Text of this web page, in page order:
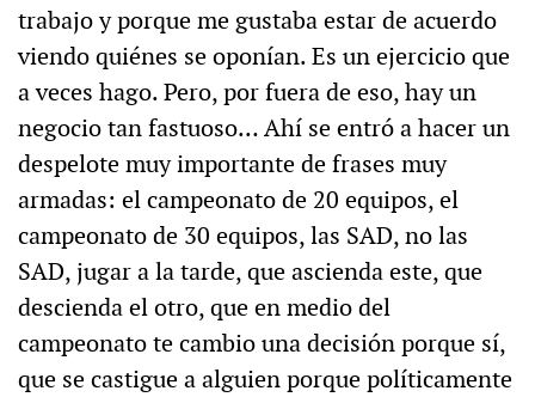
trabajo y porque me gustaba estar de acuerdo
viendo quiénes se oponían. Es un ejercicio que
a veces hago. Pero, por fuera de eso, hay un
negocio tan fastuoso… Ahí se entró a hacer un
despelote muy importante de frases muy
armadas: el campeonato de 20 equipos, el
campeonato de 30 equipos, las SAD, no las
SAD, jugar a la tarde, que ascienda este, que
descienda el otro, que en medio del
campeonato te cambio una decisión porque sí,
que se castigue a alguien porque políticamente